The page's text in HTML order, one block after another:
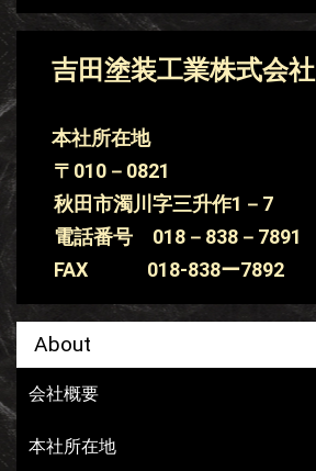
吉田塗装工業株式会社
本社所在地
〒010－0821
秋田市濁川字三升作1－7
電話番号 018－838－7891
FAX 018-838ー7892
About
会社概要
本社所在地